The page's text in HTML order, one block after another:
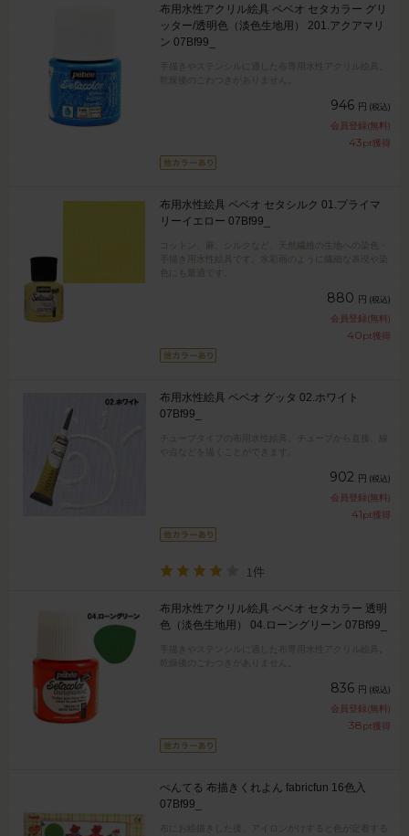
布用水性アクリル絵具 ペベオ セタカラー グリ
ッター/透明色（淡色生地用） 201.アクアマリ
ン 07Bf99_
手描きやステンシルに適した布専用水性アクリル絵具。
乾燥後のごわつきがありません。
946 円 (税込)
会員登録(無料)
43pt獲得
布用水性絵具 ペベオ セタシルク 01.プライマ
リーイエロー 07Bf99_
コットン、麻、シルクなど、天然繊維の生地への染色・
手描き用水性絵具です。水彩画のように繊細な表現や染
色にも最適です。
880 円 (税込)
会員登録(無料)
40pt獲得
布用水性絵具 ペベオ グッタ 02.ホワイト
07Bf99_
チューブタイプの布用水性絵具。チューブから直接、線
や点などを描くことができます。
902 円 (税込)
会員登録(無料)
41pt獲得
1件
布用水性アクリル絵具 ペベオ セタカラー 透明
色（淡色生地用） 04.ローングリーン 07Bf99_
手描きやステンシルに適した布専用水性アクリル絵具。
乾燥後のごわつきがありません。
836 円 (税込)
会員登録(無料)
38pt獲得
ぺんてる 布描きくれよん fabricfun 16色入
07Bf99_
布にお絵描きした後、アイロンがけすると色が定着する